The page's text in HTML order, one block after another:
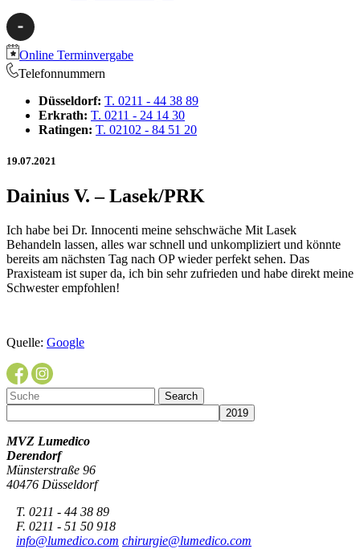
Online Terminvergabe
Telefonnummern
Düsseldorf: T. 0211 - 44 38 89
Erkrath: T. 0211 - 24 14 30
Ratingen: T. 02102 - 84 51 20
19.07.2021
Dainius V. – Lasek/PRK
Ich habe bei Dr. Innocenti meine sehschwäche Mit Lasek
Behandeln lassen, alles war schnell und unkompliziert und könnte
bereits am nächsten Tag nach OP wieder perfekt sehen. Das
Praxisteam ist super da, ich bin sehr zufrieden und habe direkt meine
Schwester empfohlen!
Quelle: Google
MVZ Lumedico
Derendorf
Münsterstraße 96
40476 Düsseldorf
T. 0211 - 44 38 89
F. 0211 - 51 50 918
info@lumedico.com chirurgie@lumedico.com